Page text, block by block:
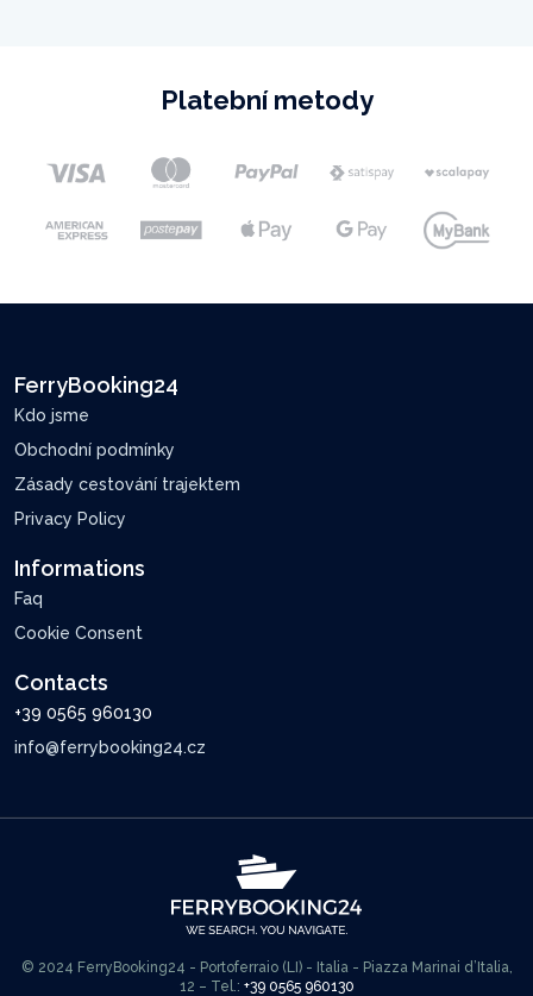
Platební metody
FerryBooking24
Kdo jsme
Obchodní podmínky
Zásady cestování trajektem
Privacy Policy
Informations
Faq
Cookie Consent
Contacts
+39 0565 960130
info@ferrybooking24.cz
© 2024 FerryBooking24 - Portoferraio (LI) - Italia - Piazza Marinai d’Italia,
12 – Tel.: +39 0565 960130